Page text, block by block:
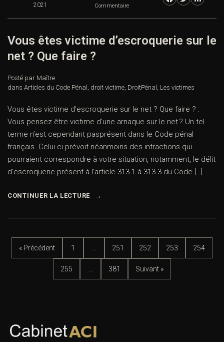
2021 Commentaire
Vous êtes victime d’escroquerie sur le
net ? Que faire ?
Posté par Maître
dans Articles du Code Pénal , droit victime, DroitPénal , Les victimes
Vous êtes victime d’escroquerie sur le net ? Que faire ? :
Vous pensez être victime d’une arnaque sur le net ? Un tel
terme n’est cependant pasprésent dans le Code pénal
français. Celui-ci prévoit néanmoins des infractions qui
pourraient correspondre à votre situation, notamment, le délit
d’escroquerie présent à l’article 313-1 à 313-3 du Code […]
CONTINUER LA LECTURE
« Précédent 1 251 252 253 254
255 381 Suivant »